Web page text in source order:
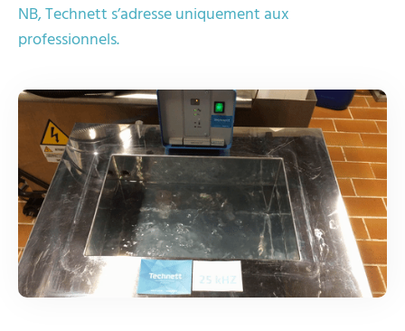
NB, Technett s’adresse uniquement aux
professionnels.